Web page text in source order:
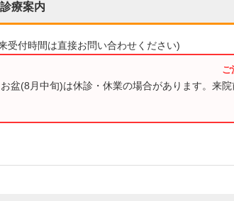
診療案内
受付時間は直接お問い合わせください)
お盆(8月中旬)は休診・休業の場合があります。来